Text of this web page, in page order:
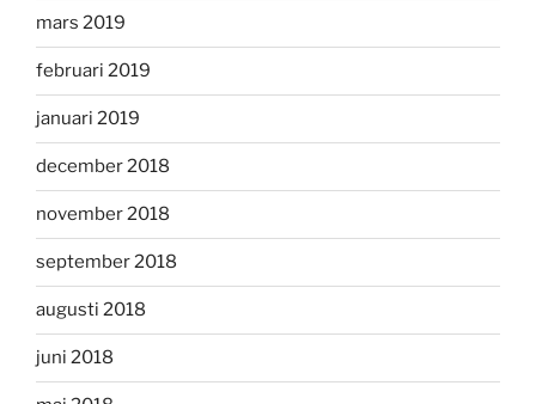
mars 2019
februari 2019
januari 2019
december 2018
november 2018
september 2018
augusti 2018
juni 2018